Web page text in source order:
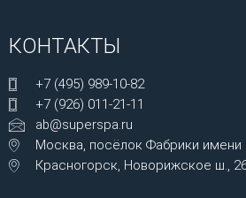
КОНТАКТЫ
+7 (495) 989-10-82
+7 (926) 011-21-11
ab@superspa.ru
Москва, посёлок Фабрики имени
Красногорск, Новорижское ш.,